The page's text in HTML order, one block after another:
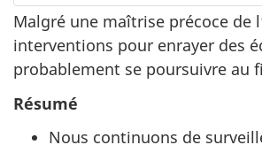
Malgré une maîtrise précoce de
interventions pour enrayer des
probablement se poursuivre au
Résumé
Nous continuons de